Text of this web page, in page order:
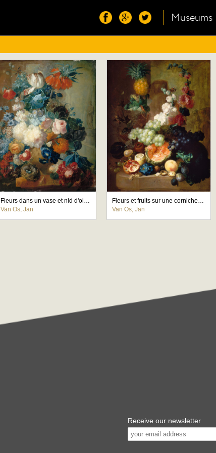
Museums
Fleurs dans un vase et nid d'oiseau
Van Os, Jan
Fleurs et fruits sur une corniche de pierre
Van Os, Jan
Receive our newsletter